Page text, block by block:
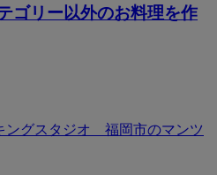
ゴリー以外のお料理を作